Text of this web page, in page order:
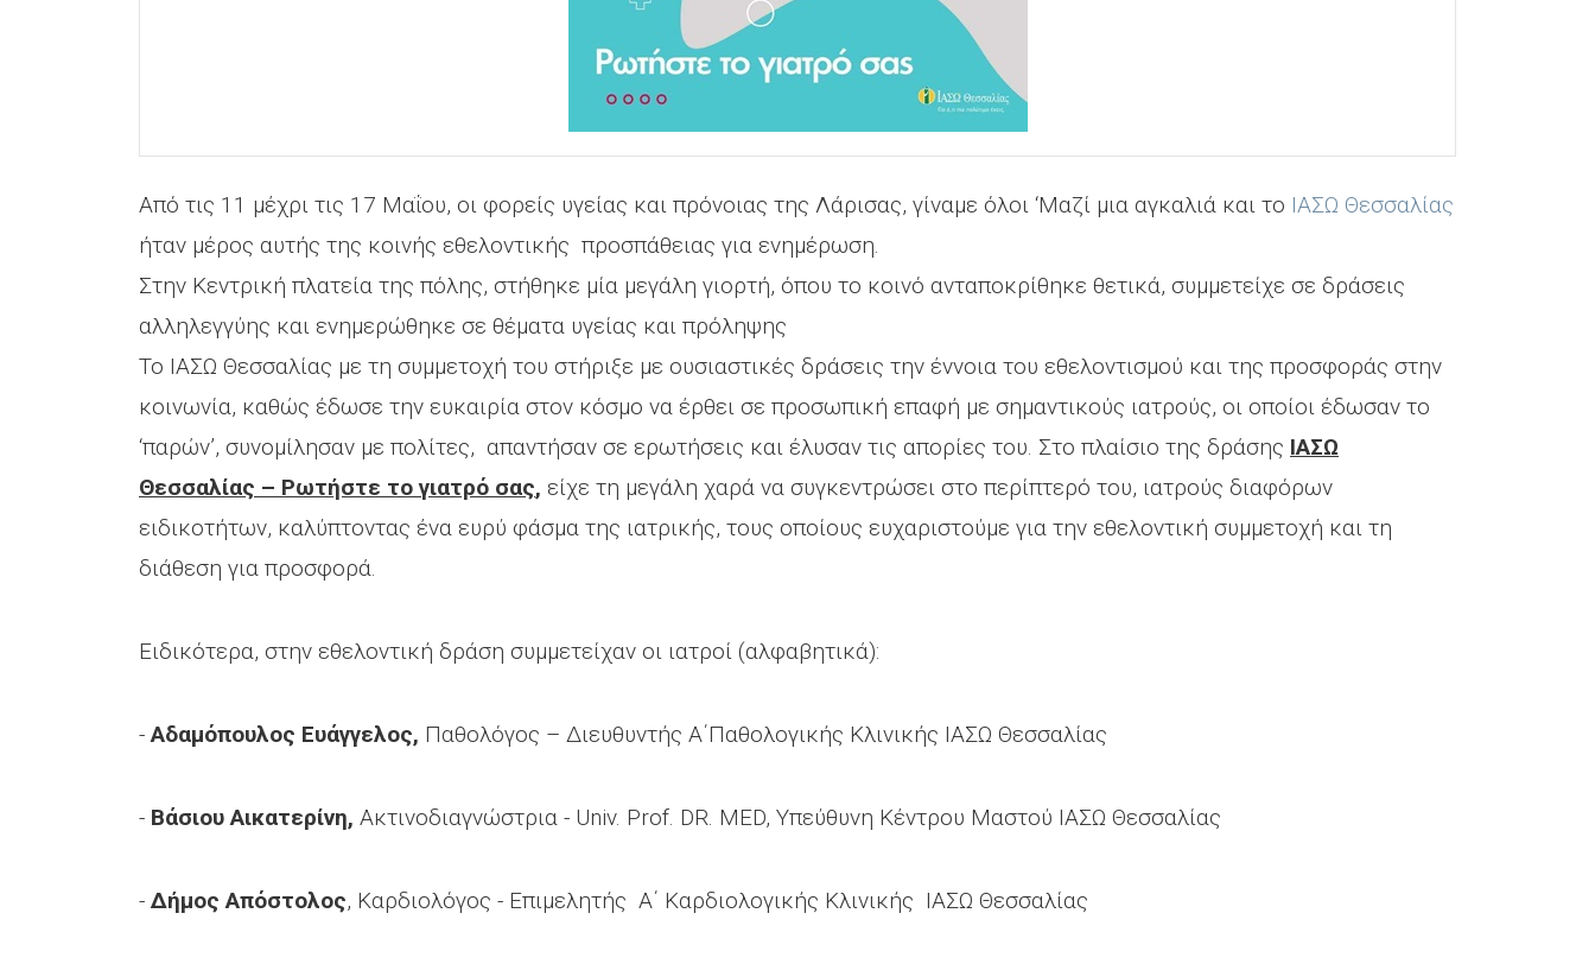
Από τις 11 μέχρι τις 17 Μαΐου, οι φορείς υγείας και πρόνοιας της Λάρισας, γίναμε όλοι ‘Μαζί μια αγκαλιά και το ΙΑΣΩ Θεσσαλίας
ήταν μέρος αυτής της κοινής εθελοντικής προσπάθειας για ενημέρωση.
Στην Κεντρική πλατεία της πόλης, στήθηκε μία μεγάλη γιορτή, όπου το κοινό ανταποκρίθηκε θετικά, συμμετείχε σε δράσεις
αλληλεγγύης και ενημερώθηκε σε θέματα υγείας και πρόληψης
Το ΙΑΣΩ Θεσσαλίας με τη συμμετοχή του στήριξε με ουσιαστικές δράσεις την έννοια του εθελοντισμού και της προσφοράς στην
κοινωνία, καθώς έδωσε την ευκαιρία στον κόσμο να έρθει σε προσωπική επαφή με σημαντικούς ιατρούς, οι οποίοι έδωσαν το
‘παρών’, συνομίλησαν με πολίτες, απαντήσαν σε ερωτήσεις και έλυσαν τις απορίες του. Στο πλαίσιο της δράσης ΙΑΣΩ
Θεσσαλίας – Ρωτήστε το γιατρό σας, είχε τη μεγάλη χαρά να συγκεντρώσει στο περίπτερό του, ιατρούς διαφόρων
ειδικοτήτων, καλύπτοντας ένα ευρύ φάσμα της ιατρικής, τους οποίους ευχαριστούμε για την εθελοντική συμμετοχή και τη
διάθεση για προσφορά.
Ειδικότερα, στην εθελοντική δράση συμμετείχαν οι ιατροί (αλφαβητικά):
-Αδαμόπουλος Ευάγγελος, Παθολόγος – Διευθυντής Α΄Παθολογικής Κλινικής ΙΑΣΩ Θεσσαλίας
- Βάσιου Αικατερίνη, Ακτινοδιαγνώστρια - Univ. Prof. DR. MED, Υπεύθυνη Κέντρου Μαστού ΙΑΣΩ Θεσσαλίας
- Δήμος Απόστολος, Καρδιολόγος - Επιμελητής Α΄ Καρδιολογικής Κλινικής ΙΑΣΩ Θεσσαλίας